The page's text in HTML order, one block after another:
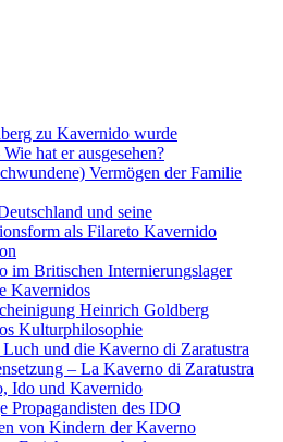
zu Kavernido wurde
hat er ausgesehen?
Vermögen der Familie
und seine
als Filareto Kavernido
im Britischen Internierungslager
Kavernidos
Heinrich Goldberg
Kulturphilosophie
und die Kaverno di Zaratustra
– La Kaverno di Zaratustra
Ido und Kavernido
Propagandisten des IDO
von Kindern der Kaverno